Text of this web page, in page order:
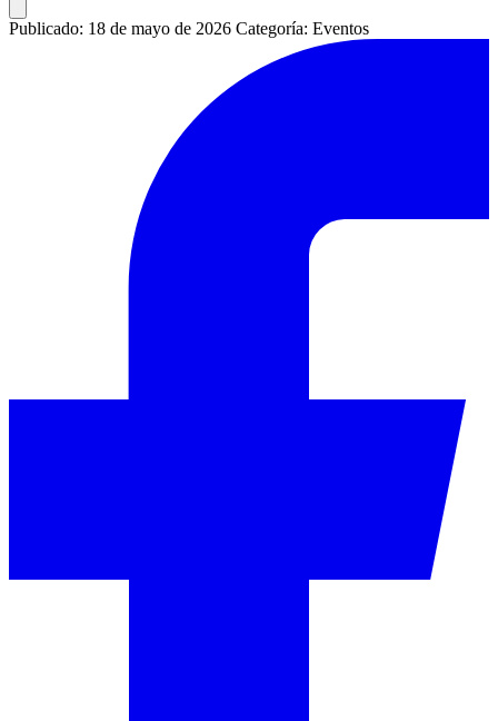
Publicado: 18 de mayo de 2026 Categoría: Eventos